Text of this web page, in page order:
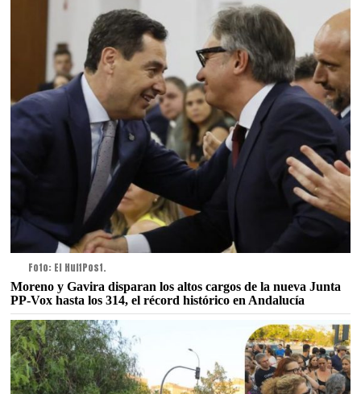
Foto: El HuffPost.
Moreno y Gavira disparan los altos cargos de la nueva Junta
PP-Vox hasta los 314, el récord histórico en Andalucía